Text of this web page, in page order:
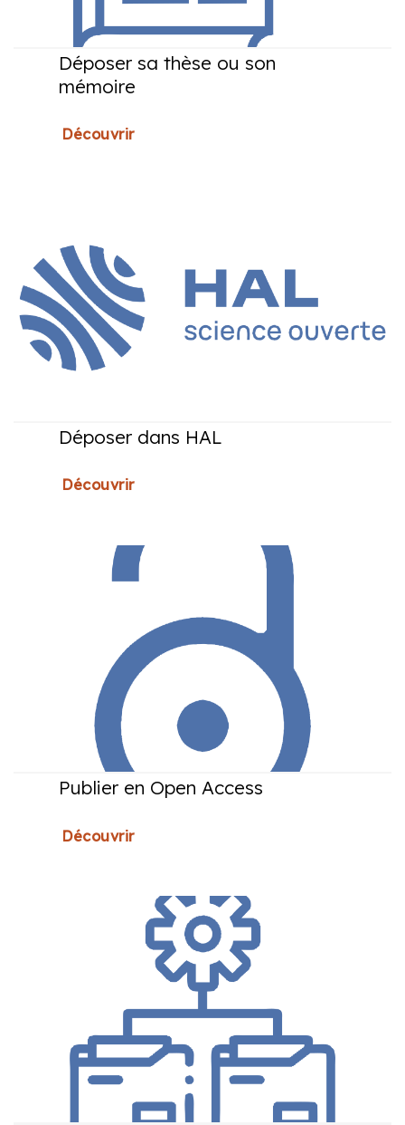
Déposer sa thèse ou son
mémoire
Découvrir
Déposer dans HAL
Découvrir
Publier en Open Access
Découvrir